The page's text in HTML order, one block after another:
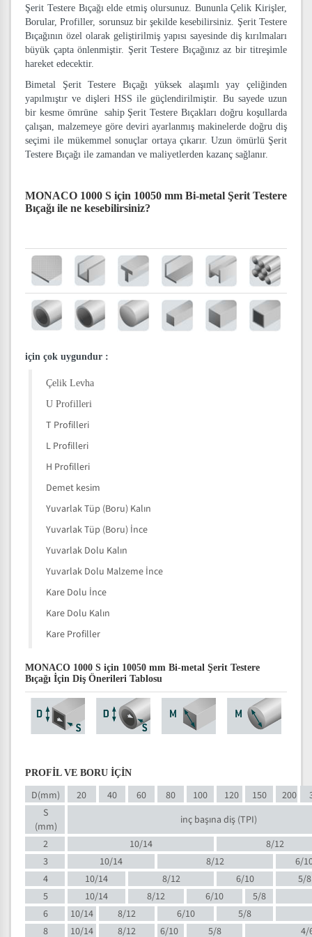
Şerit Testere Bıçağı elde etmiş olursunuz. Bununla Çelik Kirişler,
Borular, Profiller, sorunsuz bir şekilde kesebilirsiniz. Şerit Testere
Bıçağının özel olarak geliştirilmiş yapısı sayesinde diş kırılmaları
büyük çapta önlenmiştir. Şerit Testere Bıçağınız az bir titreşimle
hareket edecektir.
Bimetal Şerit Testere Bıçağı yüksek alaşımlı yay çeliğinden
yapılmıştır ve dişleri HSS ile güçlendirilmiştir. Bu sayede uzun
bir kesme ömrüne sahip Şerit Testere Bıçakları doğru koşullarda
çalışan, malzemeye göre deviri ayarlanmış makinelerde doğru diş
seçimi ile mükemmel sonuçlar ortaya çıkarır. Uzun ömürlü Şerit
Testere Bıçağı ile zamandan ve maliyetlerden kazanç sağlanır.
MONACO 1000 S için 10050 mm Bi-metal Şerit Testere
Bıçağı ile ne kesebilirsiniz?
için çok uygundur :
Çelik Levha
U Profilleri
T Profilleri
L Profilleri
H Profilleri
Demet kesim
Yuvarlak Tüp (Boru) Kalın
Yuvarlak Tüp (Boru) İnce
Yuvarlak Dolu Kalın
Yuvarlak Dolu Malzeme İnce
Kare Dolu İnce
Kare Dolu Kalın
Kare Profiller
MONACO 1000 S için 10050 mm Bi-metal Şerit Testere
Bıçağı İçin Diş Önerileri Tablosu
PROFİL VE BORU İÇİN
D(mm) 20 40 60 80 100 120 150 200
S
(mm)
inç başına diş (TPI)
2
10/14
8/12
3
10/14 8/12
6/
4
10/14 8/12 6/10
5/8
5
10/14 8/12 6/10
5/8
6
10/14 8/12 6/10
5/8
8
10/14 8/12 6/10 5/8
4/